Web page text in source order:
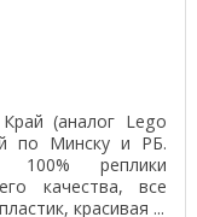
(аналог Lego
по Минску и РБ.
100% реплики
качества, все
красивая ...